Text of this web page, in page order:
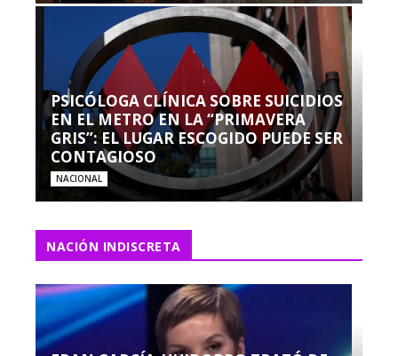
PSICÓLOGA CLÍNICA SOBRE SUICIDIOS
EN EL METRO EN LA “PRIMAVERA
GRIS”: EL LUGAR ESCOGIDO PUEDE SER
CONTAGIOSO
NACIONAL
NACIÓN INDISCRETA